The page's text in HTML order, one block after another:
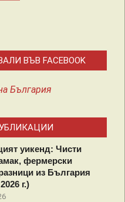
ВЪВ FACEBOOK
България
уикенд: Чисти
фермерски
из България
г.)